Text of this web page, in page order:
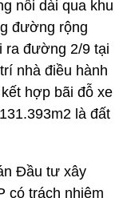
nối dài qua khu
đường rộng
ra đường 2/9 tại
nhà điều hành
hợp bãi đỗ xe
là đất
Đầu tư xây
có trách nhiệm